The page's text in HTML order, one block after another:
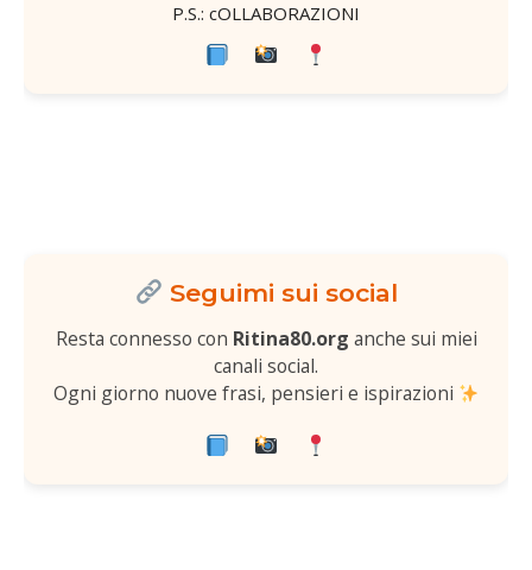
P.S.: cOLLABORAZIONI
Seguimi sui social
Resta connesso con Ritina80.org anche sui miei
canali social.
Ogni giorno nuove frasi, pensieri e ispirazioni